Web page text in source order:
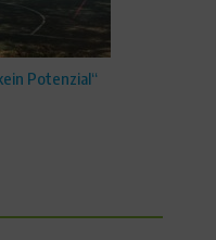
Potenzial“